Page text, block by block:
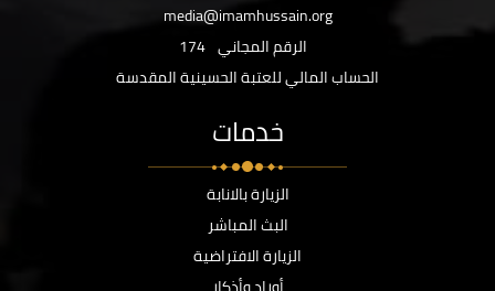
media@imamhussain.org
الرقم المجاني 174
الحساب المالي للعتبة الحسينية المقدسة
خدمات
الزيارة بالانابة
البث المباشر
الزيارة الافتراضية